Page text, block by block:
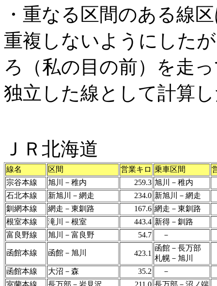
・重なる区間のある線
重複しないようにした
ろ（私の目の前）を走
独立した線として計算
ＪＲ北海道
線名 区間 営業キロ 乗車区間
宗谷本線
旭川－稚内 259.3 旭川－稚内
石北本線
新旭川－網走 234.0 新旭川－網走
釧網本線
網走－東釧路 167.6 網走－東釧路
根室本線
滝川－根室 443.4 新得－釧路
富良野線
旭川－富良野 54.7 －
函館本線 函館－旭川 423.1
函館－長万部
札幌－旭川
函館本線
大沼－森 35.2
－
室蘭本線
長万部－岩見沢 211.0 長万部－沼ノ端